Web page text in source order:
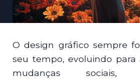
O design gráfico sempre
seu tempo, evoluindo para
mudanças